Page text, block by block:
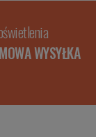
WYSYŁKA